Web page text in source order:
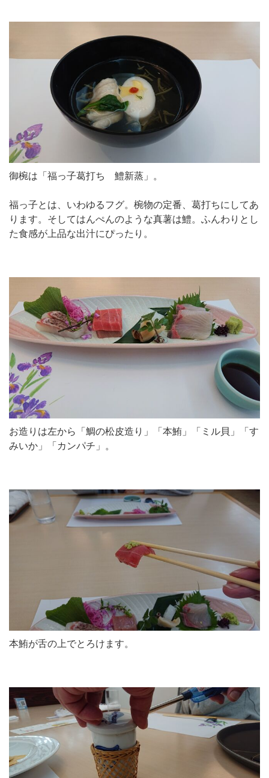
御椀は「福っ子葛打ち 鱧新蒸」。
福っ子とは、いわゆるフグ。椀物の定番、葛打ちにしてあ
ります。そしてはんぺんのような真薯は鱧。ふんわりとし
た食感が上品な出汁にぴったり。
お造りは左から「鯛の松皮造り」「本鮪」「ミル貝」「す
みいか」「カンパチ」。
本鮪が舌の上でとろけます。